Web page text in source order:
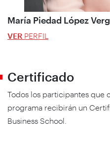
María Piedad López
VER PERFIL
Certificado
Todos los participantes que
programa recibirán un
Business School.